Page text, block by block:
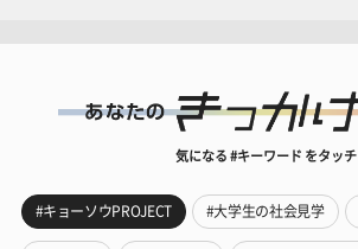
気になる #キーワード をタッチ
#キョーソウPROJECT #大学生の社会見学